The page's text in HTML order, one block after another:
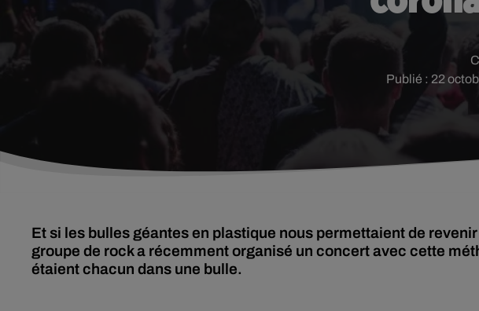
Publié : 22
Et si les bulles géantes en plastique nous permettaient de
groupe de rock a récemment organisé un concert avec cette
étaient chacun dans une bulle.